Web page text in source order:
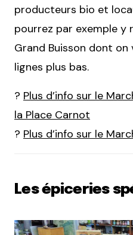
producteurs bio et
pourrez par exemple y
Grand Buisson dont on
lignes plus bas.
? Plus d’info sur le
la Place Carnot
? Plus d’info sur le
Les épiceries